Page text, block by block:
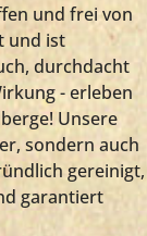
und frei von
und ist
durchdacht
- erleben
Unsere
sondern auch
gereinigt,
garantiert